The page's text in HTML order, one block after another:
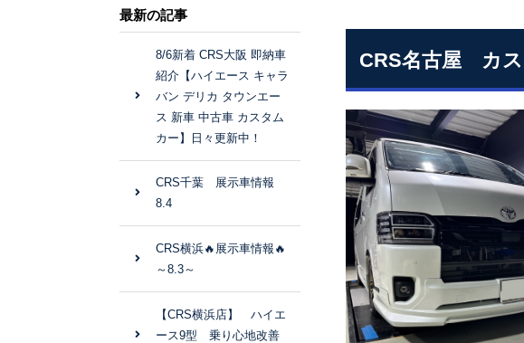
CRS名古屋 カ
最新の記事
8/6新着 CRS大阪 即納車
紹介【ハイエース キャラ
バン デリカ タウンエー
ス 新車 中古車 カスタム
カー】日々更新中！
CRS千葉 展示車情報
8.4
CRS横浜🔥展示車情報🔥
～8.3～
【CRS横浜店】 ハイエ
ース9型 乗り心地改善